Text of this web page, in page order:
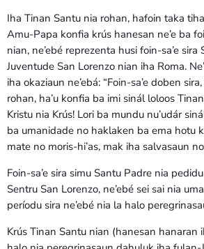
Iha Tinan Santu nia rohan, hafoin taka
Amu-Papa konfia krús hanesan ne’e ba
nian, ne’ebé reprezenta husi foin-sa’e
Juventude San Lorenzo nian iha Roma.
iha okaziaun ne’ebá: “Foin-sa’e doben
rohan, ha’u konfia ba imi sinál loloos
Kristu nia Krús! Lori ba mundu nu’udár
ba umanidade no haklaken ba ema hotu
mate no moris-hi’as, mak iha salvasaun
Foin-sa’e sira simu Santu Padre nia
Sentru San Lorenzo, ne’ebé sei sai nia
períodu sira ne’ebé nia la halo
Krús Tinan Santu nian (hanesan hanaran